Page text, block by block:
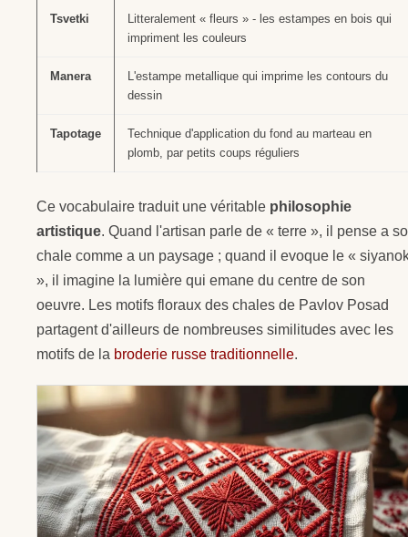
Tsvetki
Litteralement « fleurs » - les estampes en bois qui
impriment les couleurs
Manera
L'estampe metallique qui imprime les contours du
dessin
Tapotage
Technique d'application du fond au marteau en
plomb, par petits coups réguliers
Ce vocabulaire traduit une véritable philosophie
artistique. Quand l'artisan parle de « terre », il pense a
chale comme a un paysage ; quand il evoque le «
», il imagine la lumière qui emane du centre de son
oeuvre. Les motifs floraux des chales de Pavlov Posad
partagent d'ailleurs de nombreuses similitudes avec les
motifs de la broderie russe traditionnelle.